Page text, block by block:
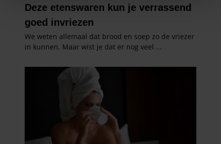
We gebruiken cookies om content en advertenties te
personaliseren, om functies voor social media te bieden
en om ons websiteverkeer te analyseren. Ook delen we
informatie over uw gebruik van onze site met onze
partners voor social media, adverteren en analyse. Deze
informatie die u aan ze heeft verstrekt of die ze hebben
verzameld op basis van uw gebruik van hun services. U
gaat akkoord met onze cookies als u onze website blijft